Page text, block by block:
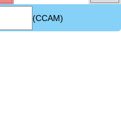
(CCAM)